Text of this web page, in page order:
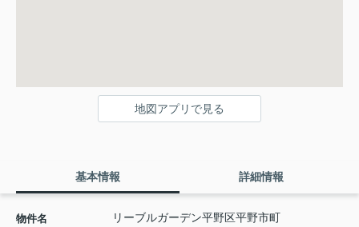
地図アプリで見る
基本情報 詳細情報
物件名 リーブルガーデン平野区平野市町